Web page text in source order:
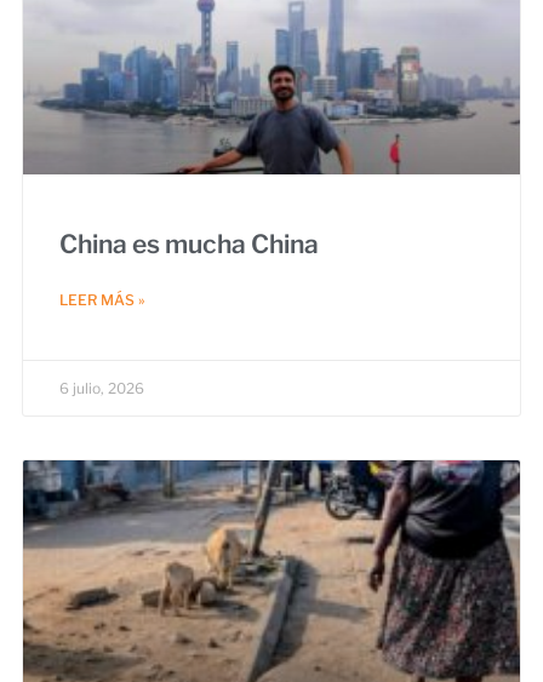
China es mucha China
LEER MÁS »
6 julio, 2026